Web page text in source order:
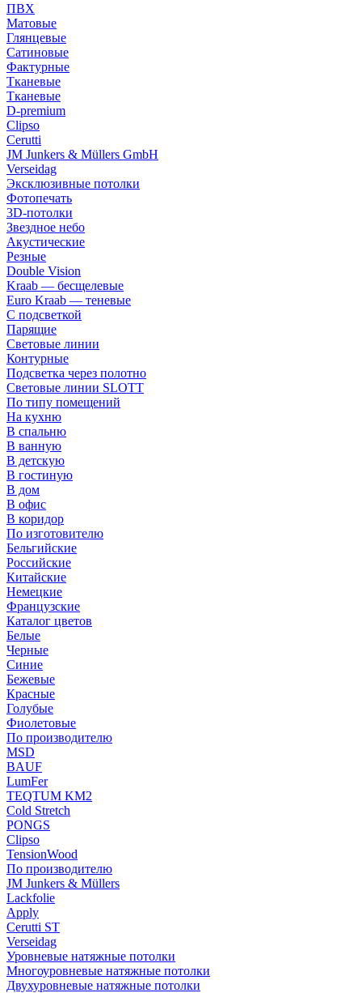
ПВХ
Матовые
Глянцевые
Сатиновые
Фактурные
Тканевые
Тканевые
D-premium
Clipso
Cerutti
JM Junkers & Müllers GmbH
Verseidag
Эксклюзивные потолки
Фотопечать
3D-потолки
Звездное небо
Акустические
Резные
Double Vision
Kraab — бесщелевые
Euro Kraab — теневые
С подсветкой
Парящие
Световые линии
Контурные
Подсветка через полотно
Световые линии SLOTT
По типу помещений
На кухню
В спальню
В ванную
В детскую
В гостиную
В дом
В офис
В коридор
По изготовителю
Бельгийские
Российские
Китайские
Немецкие
Французские
Каталог цветов
Белые
Черные
Синие
Бежевые
Красные
Голубые
Фиолетовые
По производителю
MSD
BAUF
LumFer
TEQTUM KM2
Cold Stretch
PONGS
Clipso
TensionWood
По производителю
JM Junkers & Müllers
Lackfolie
Apply
Cerutti ST
Verseidag
Уровневые натяжные потолки
Многоуровневые натяжные потолки
Двухуровневые натяжные потолки